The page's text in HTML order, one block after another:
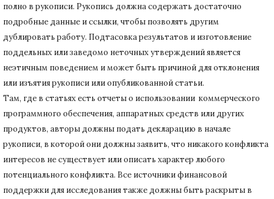
полно в рукописи. Рукопись должна содержать достаточно
подробные данные и ссылки, чтобы позволять другим
дублировать работу. Подтасовка результатов и изготовление
поддельных или заведомо неточных утверждений является
неэтичным поведением и может быть причиной для отклонения
или изъятия рукописи или опубликованной статьи.
Там, где в статьях есть отчеты о использовании коммерческого
программного обеспечения, аппаратных средств или других
продуктов, авторы должны подать декларацию в начале
рукописи, в которой они должны заявить, что никакого конфликта
интересов не существует или описать характер любого
потенциального конфликта. Все источники финансовой
поддержки для исследования также должны быть раскрыты в